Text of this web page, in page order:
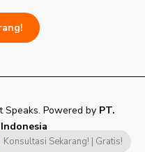
Powered by PT.
Konsultasi Sekarang! | Gratis!